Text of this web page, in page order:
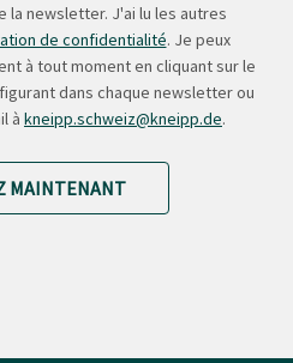
la newsletter. J'ai lu les autres
de confidentialité. Je peux
à tout moment en cliquant sur le
dans chaque newsletter ou
à kneipp.schweiz@kneipp.de.
MAINTENANT